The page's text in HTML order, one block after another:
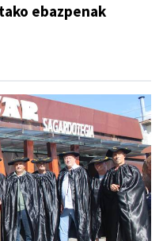
ebazpenak